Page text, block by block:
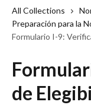
All Collections
Preparación para la
Formulario I-9:
de